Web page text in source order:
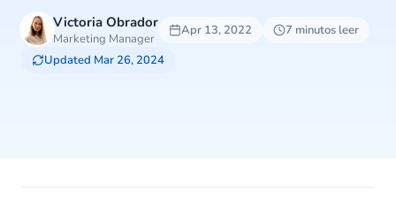
Victoria Obrador
Marketing Manager
Apr 13, 2022
7 minutos leer
Updated Mar 26, 2024